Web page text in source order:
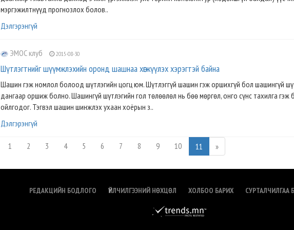
мэргэжилтнүүд прогнозлох болов..
Дэлгэрэнгүй
ЭМОС клуб 2015-08-30
Шүтлэгтнийг шүүмжлэхийн оронд шашнаа хөгжүүлэх хэрэгтэй байна
Шашин гэж номлол болоод шүтлэгийн цогц юм. Шүтлэггүй шашин гэж оршихгүй бол шашингүй
дангаар оршиж болно. Шашингүй шүтлэгийн гол төлөөлөл нь бөө мөргөл, онго сүнс тахилга гэж
ойлгодог. Тэгвэл шашин шинжлэх ухаан хоёрын з..
Дэлгэрэнгүй
1 2 3 4 5 6 7 8 9 10 11 »
РЕДАКЦИЙН БОДЛОГО ҮЙЛЧИЛГЭЭНИЙ НӨХЦӨЛ ХОЛБОО БАРИХ СУРТАЛЧИЛГАА